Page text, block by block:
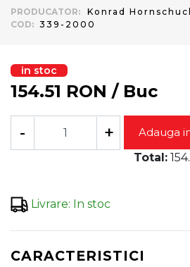
PRODUCATOR:
Konrad
COD: 339-2000
in stoc
154.51 RON / Buc
- +
Adauga
Total:
Livrare: In stoc
CARACTERISTICI